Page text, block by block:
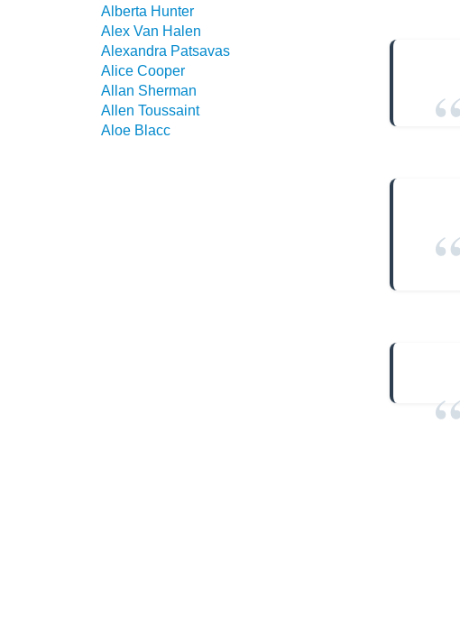
Alberta Hunter
Alex Van Halen
Alexandra Patsavas
Alice Cooper
Allan Sherman
Allen Toussaint
Aloe Blacc